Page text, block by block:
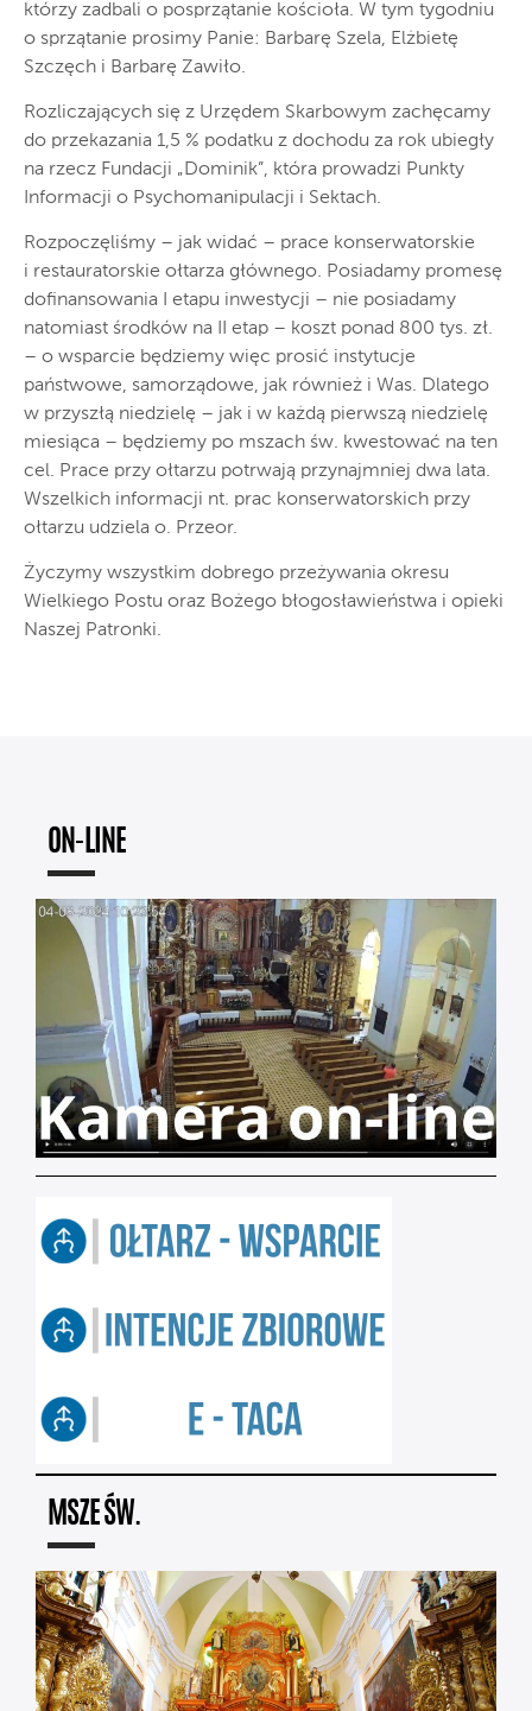
którzy zadbali o posprzątanie kościoła. W tym tygodniu
o sprzątanie prosimy Panie: Barbarę Szela, Elżbietę
Szczęch i Barbarę Zawiło.
Rozliczających się z Urzędem Skarbowym zachęcamy
do przekazania 1,5 % podatku z dochodu za rok ubiegły
na rzecz Fundacji „Dominik”, która prowadzi Punkty
Informacji o Psychomanipulacji i Sektach.
Rozpoczęliśmy – jak widać – prace konserwatorskie
i restauratorskie ołtarza głównego. Posiadamy promesę
dofinansowania I etapu inwestycji – nie posiadamy
natomiast środków na II etap – koszt ponad 800 tys. zł.
– o wsparcie będziemy więc prosić instytucje
państwowe, samorządowe, jak również i Was. Dlatego
w przyszłą niedzielę – jak i w każdą pierwszą niedzielę
miesiąca – będziemy po mszach św. kwestować na ten
cel. Prace przy ołtarzu potrwają przynajmniej dwa lata.
Wszelkich informacji nt. prac konserwatorskich przy
ołtarzu udziela o. Przeor.
Życzymy wszystkim dobrego przeżywania okresu
Wielkiego Postu oraz Bożego błogosławieństwa i opieki
Naszej Patronki.
ON-LINE
MSZE ŚW.